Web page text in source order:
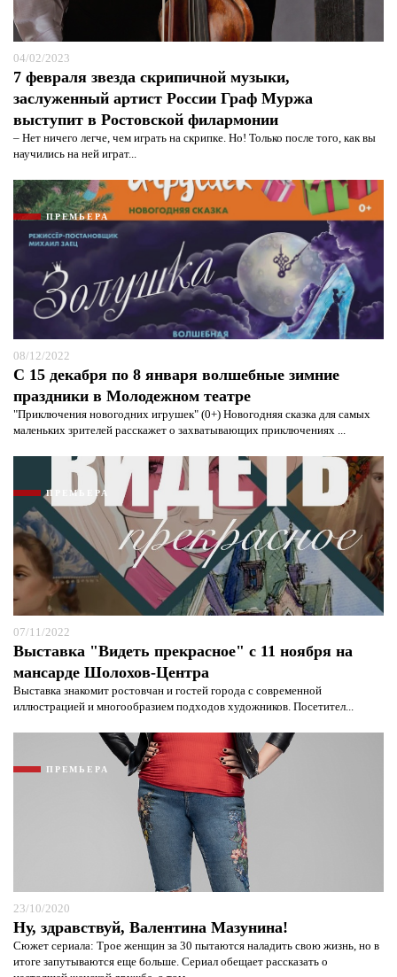
04/02/2023
7 февраля звезда скрипичной музыки,
заслуженный артист России Граф Муржа
выступит в Ростовской филармонии
– Нет ничего легче, чем играть на скрипке. Но! Только после того, как вы
научились на ней играт...
ПРЕМЬЕРА
08/12/2022
С 15 декабря по 8 января волшебные зимние
праздники в Молодежном театре
"Приключения новогодних игрушек" (0+) Новогодняя сказка для самых
маленьких зрителей расскажет о захватывающих приключениях ...
ПРЕМЬЕРА
07/11/2022
Выставка "Видеть прекрасное" с 11 ноября на
мансарде Шолохов-Центра
Выставка знакомит ростовчан и гостей города с современной
иллюстрацией и многообразием подходов художников. Посетител...
ПРЕМЬЕРА
23/10/2020
Ну, здравствуй, Валентина Мазунина!
Сюжет сериала: Трое женщин за 30 пытаются наладить свою жизнь, но в
итоге запутываются еще больше. Сериал обещает рассказать о
Я согласен с
политикой конфиденциальности и
защиты информации*
Я согласен сполитикой конфиденциальности и
защиты информации*